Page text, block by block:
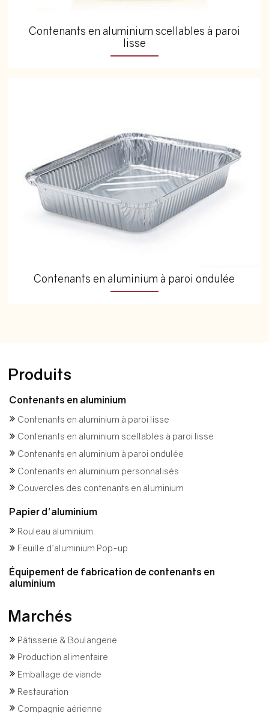
Contenants en aluminium scellables à paroi
lisse
Contenants en aluminium à paroi ondulée
Produits
Contenants en aluminium
Contenants en aluminium à paroi lisse
Contenants en aluminium scellables à paroi lisse
Contenants en aluminium à paroi ondulée
Contenants en aluminium personnalisés
Couvercles des contenants en aluminium
Papier d'aluminium
Rouleau aluminium
Feuille d'aluminium Pop-up
Équipement de fabrication de contenants en
aluminium
Marchés
Pâtisserie & Boulangerie
Production alimentaire
Emballage de viande
Restauration
Compagnie aérienne